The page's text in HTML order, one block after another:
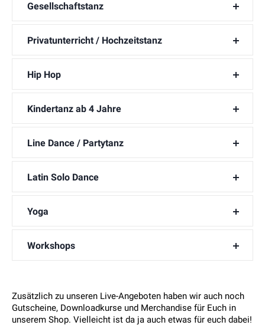
Gesellschaftstanz
Privatunterricht / Hochzeitstanz
Hip Hop
Kindertanz ab 4 Jahre
Line Dance / Partytanz
Latin Solo Dance
Yoga
Workshops
Zusätzlich zu unseren Live-Angeboten haben wir auch noch
Gutscheine, Downloadkurse und Merchandise für Euch in
unserem Shop. Vielleicht ist da ja auch etwas für euch dabei!